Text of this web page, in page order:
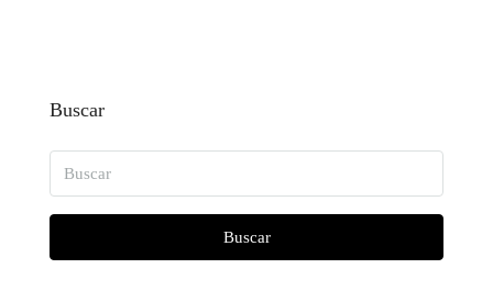
Buscar
Buscar